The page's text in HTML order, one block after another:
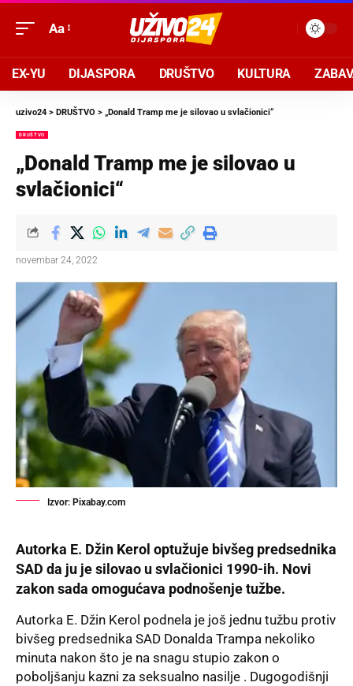
Aa
EX-YU DIJASPORA DRUŠTVO KULTURA
uzivo24 > DRUŠTVO > „Donald Tramp me je silovao u svlačionici“
DRUŠTVO
„Donald Tramp me je silovao u
svlačionici“
novembar 24, 2022
Izvor: Pixabay.com
Autorka E. Džin Kerol optužuje bivšeg predsednika
SAD da ju je silovao u svlačionici 1990-ih. Novi
zakon sada omogućava podnošenje tužbe.
Autorka E. Džin Kerol podnela je još jednu tužbu protiv
bivšeg predsednika SAD Donalda Trampa nekoliko
minuta nakon što je na snagu stupio zakon o
poboljšanju kazni za seksualno nasilje . Dugogodišnji